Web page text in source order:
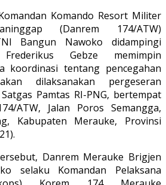
Komando Resort Militer
(Danrem 174/ATW)
Bangun Nawoko didampingi
Gebze memimpin
tentang pencegahan
dilaksanakan pergeseran
Pamtas RI-PNG, bertempat
ATW, Jalan Poros Semangga,
Kabupaten Merauke, Provinsi
Danrem Merauke Brigjen
selaku Komandan Pelaksana